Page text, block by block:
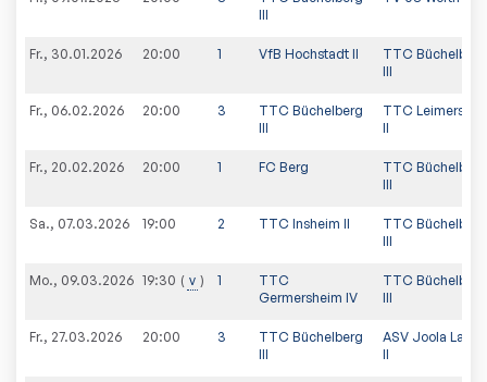
III
Fr., 30.01.2026 20:00 1 VfB Hochstadt II
TTC Büchelberg
III
Fr., 06.02.2026 20:00 3
TTC Büchelberg
III
TTC
II
Fr., 20.02.2026 20:00 1 FC Berg
TTC Büchelberg
III
Sa., 07.03.2026 19:00 2 TTC Insheim II
TTC Büchelberg
III
Mo., 09.03.2026 19:30 v 1
TTC
Germersheim IV
TTC Büchelberg
III
Fr., 27.03.2026 20:00 3
TTC Büchelberg
III
ASV Joola
II